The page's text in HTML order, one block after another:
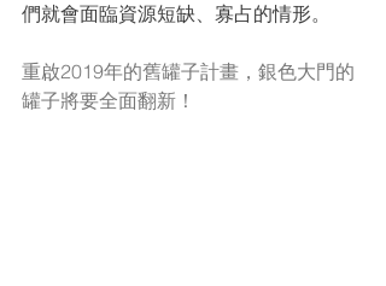
們就會面臨資源短缺、寡占的情形。
重啟2019年的舊罐子計畫，銀色大門的
罐子將要全面翻新！